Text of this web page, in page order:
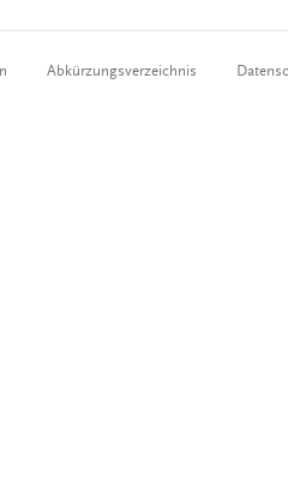
Abkürzungsverzeichnis